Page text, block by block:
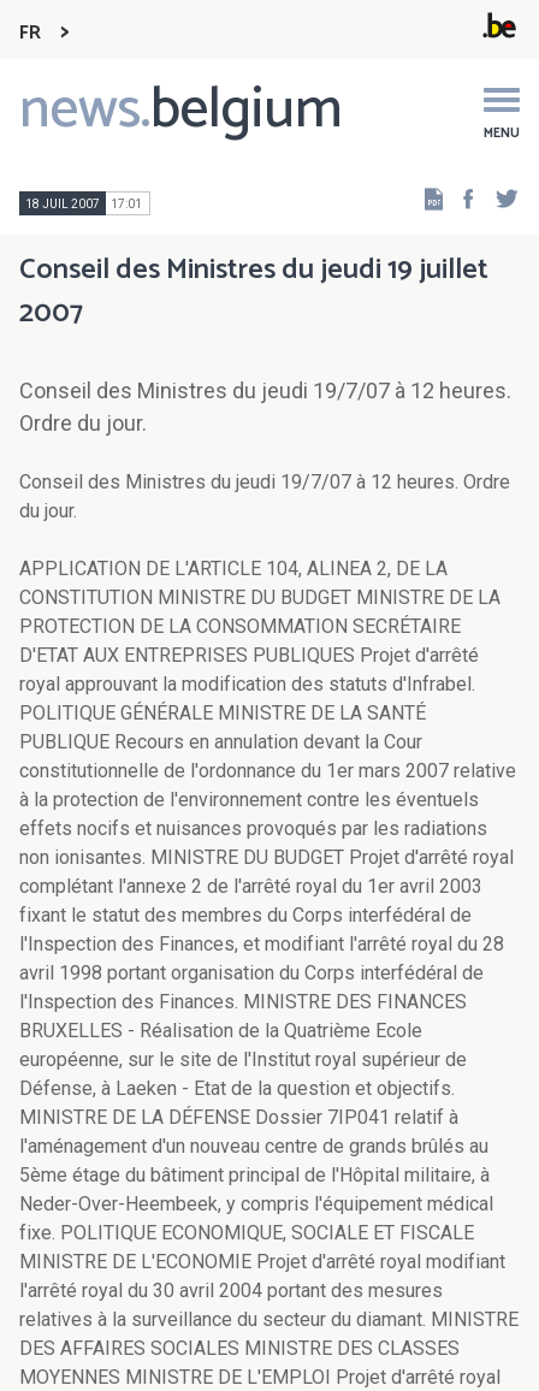
FR
news.belgium MENU
Main
navigation
18 JUIL 2007 17:01
Conseil des Ministres du jeudi 19 juillet
2007
Conseil des Ministres du jeudi 19/7/07 à 12 heures.
Ordre du jour.
Conseil des Ministres du jeudi 19/7/07 à 12 heures. Ordre
du jour.
APPLICATION DE L'ARTICLE 104, ALINEA 2, DE LA
CONSTITUTION MINISTRE DU BUDGET MINISTRE DE LA
PROTECTION DE LA CONSOMMATION SECRÉTAIRE
D'ETAT AUX ENTREPRISES PUBLIQUES Projet d'arrêté
royal approuvant la modification des statuts d'Infrabel.
POLITIQUE GÉNÉRALE MINISTRE DE LA SANTÉ
PUBLIQUE Recours en annulation devant la Cour
constitutionnelle de l'ordonnance du 1er mars 2007 relative
à la protection de l'environnement contre les éventuels
effets nocifs et nuisances provoqués par les radiations
non ionisantes. MINISTRE DU BUDGET Projet d'arrêté royal
complétant l'annexe 2 de l'arrêté royal du 1er avril 2003
fixant le statut des membres du Corps interfédéral de
l'Inspection des Finances, et modifiant l'arrêté royal du 28
avril 1998 portant organisation du Corps interfédéral de
l'Inspection des Finances. MINISTRE DES FINANCES
BRUXELLES - Réalisation de la Quatrième Ecole
européenne, sur le site de l'Institut royal supérieur de
Défense, à Laeken - Etat de la question et objectifs.
MINISTRE DE LA DÉFENSE Dossier 7IP041 relatif à
l'aménagement d'un nouveau centre de grands brûlés au
5ème étage du bâtiment principal de l'Hôpital militaire, à
Neder-Over-Heembeek, y compris l'équipement médical
fixe. POLITIQUE ECONOMIQUE, SOCIALE ET FISCALE
MINISTRE DE L'ECONOMIE Projet d'arrêté royal modifiant
l'arrêté royal du 30 avril 2004 portant des mesures
relatives à la surveillance du secteur du diamant. MINISTRE
DES AFFAIRES SOCIALES MINISTRE DES CLASSES
MOYENNES MINISTRE DE L'EMPLOI Projet d'arrêté royal